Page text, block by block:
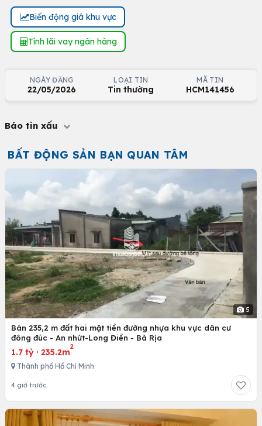
Biến động giá khu vực
Tính lãi vay ngân hàng
NGÀY ĐĂNG
22/05/2026
LOẠI TIN
Tin thường
MÃ TIN
HCM141456
Báo tin xấu
BẤT ĐỘNG SẢN BẠN QUAN TÂM
5
Bán 235,2 m đất hai mặt tiền đường nhựa khu vực dân cư
đông đúc - An nhứt-Long Điền - Bà Rịa
1.7 tỷ · 235.2m
2
Thành phố Hồ Chí Minh
4 giờ trước